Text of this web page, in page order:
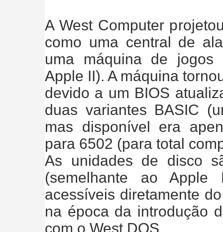
A West Computer
como uma central de
uma máquina de jogos
Apple II). A máquina
devido a um BIOS
duas variantes BASIC
mas disponível era
para 6502 (para total
As unidades de disco
(semelhante ao
acessíveis diretamente
na época da introdução
com o West DOS.